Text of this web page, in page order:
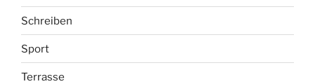
Schreiben
Sport
Terrasse